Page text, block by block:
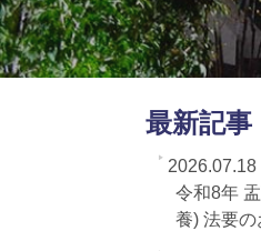
最新記事
2026.07.18
令和8年
養) 法要